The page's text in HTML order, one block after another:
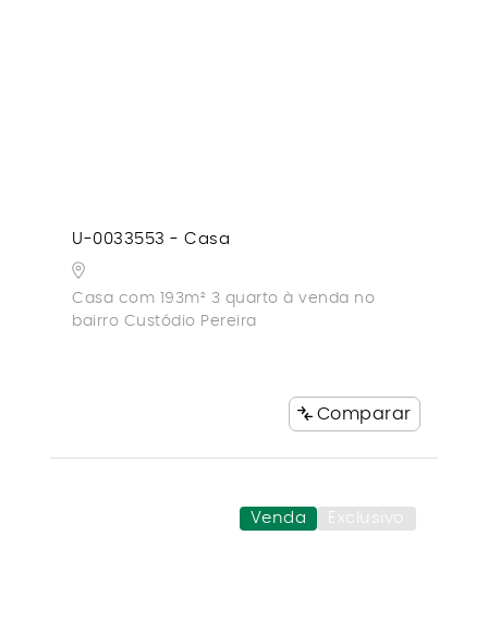
U-0033553 - Casa
Casa com 193m² 3 quarto à venda no
bairro Custódio Pereira
Comparar
Venda Exclusivo